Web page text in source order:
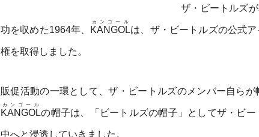
ザ・ビートルズ
功を収めた1964年、 KANGOL
カンゴール
は、ザ・ビートルズの公式
権を取得しました。
販促活動の一環として、ザ・ビートルズのメンバー自らが
KANGOL
カンゴール
の帽子は、「ビートルズの帽子」としてザ・ビ
中へと浸透していきました。